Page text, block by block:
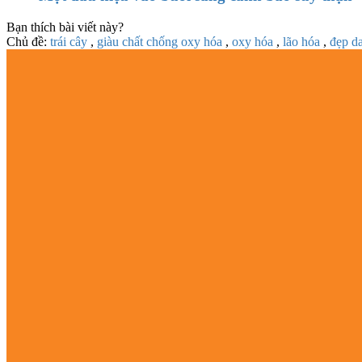
Bạn thích bài viết này?
Chủ đề: trái cây , giàu chất chống oxy hóa , oxy hóa , lão hóa , đẹp